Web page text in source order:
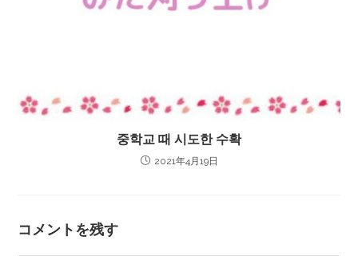
중학교 때 시도한 수확
2021年4月19日
コメントを残す